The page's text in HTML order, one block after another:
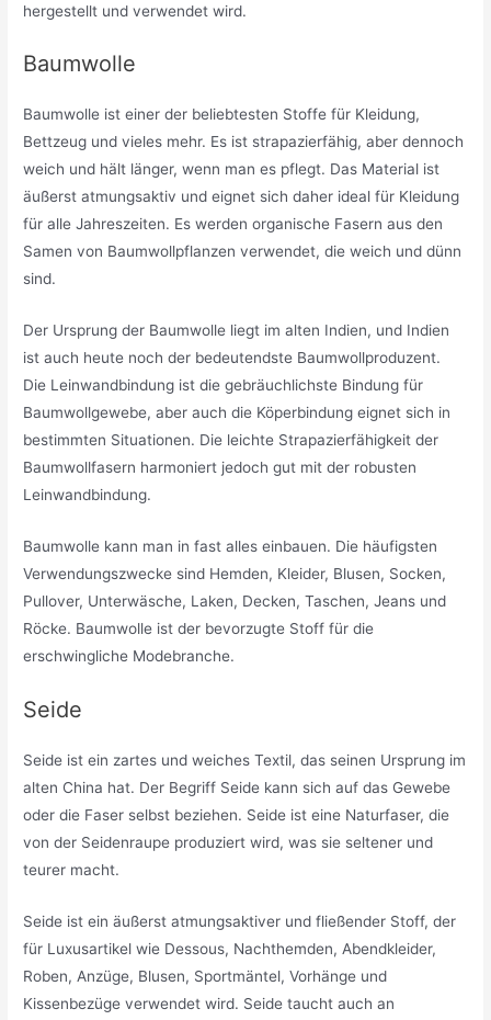
hergestellt und verwendet wird.
Baumwolle
Baumwolle ist einer der beliebtesten Stoffe für Kleidung,
Bettzeug und vieles mehr. Es ist strapazierfähig, aber dennoch
weich und hält länger, wenn man es pflegt. Das Material ist
äußerst atmungsaktiv und eignet sich daher ideal für Kleidung
für alle Jahreszeiten. Es werden organische Fasern aus den
Samen von Baumwollpflanzen verwendet, die weich und dünn
sind.
Der Ursprung der Baumwolle liegt im alten Indien, und Indien
ist auch heute noch der bedeutendste Baumwollproduzent.
Die Leinwandbindung ist die gebräuchlichste Bindung für
Baumwollgewebe, aber auch die Köperbindung eignet sich in
bestimmten Situationen. Die leichte Strapazierfähigkeit der
Baumwollfasern harmoniert jedoch gut mit der robusten
Leinwandbindung.
Baumwolle kann man in fast alles einbauen. Die häufigsten
Verwendungszwecke sind Hemden, Kleider, Blusen, Socken,
Pullover, Unterwäsche, Laken, Decken, Taschen, Jeans und
Röcke. Baumwolle ist der bevorzugte Stoff für die
erschwingliche Modebranche.
Seide
Seide ist ein zartes und weiches Textil, das seinen Ursprung im
alten China hat. Der Begriff Seide kann sich auf das Gewebe
oder die Faser selbst beziehen. Seide ist eine Naturfaser, die
von der Seidenraupe produziert wird, was sie seltener und
teurer macht.
Seide ist ein äußerst atmungsaktiver und fließender Stoff, der
für Luxusartikel wie Dessous, Nachthemden, Abendkleider,
Roben, Anzüge, Blusen, Sportmäntel, Vorhänge und
Kissenbezüge verwendet wird. Seide taucht auch an